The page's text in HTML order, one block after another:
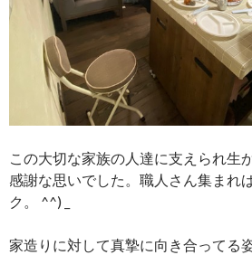
この大切な家族の人達に支えられ生
感謝な思いでした。職人さん集まれ
ク。 ^^) _
家造りに対して真摯に向き合ってる